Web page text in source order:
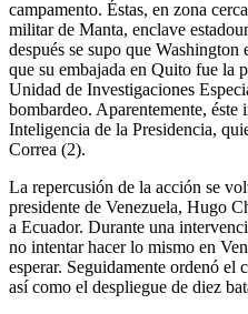
campamento. Éstas, en zona
militar de Manta, enclave
después se supo que
que su embajada en Quito fue la
Unidad de Investigaciones
bombardeo. Aparentemente,
Inteligencia de la Presidencia,
Correa (2).
La repercusión de la acción se
presidente de Venezuela, Hugo
a Ecuador. Durante una
no intentar hacer lo mismo en
esperar. Seguidamente ordenó el
así como el despliegue de diez